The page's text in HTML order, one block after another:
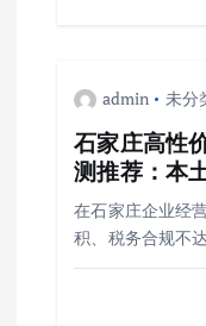
admin 未分
石家庄高性
测推荐：本
在石家庄企业经
积、税务合规不